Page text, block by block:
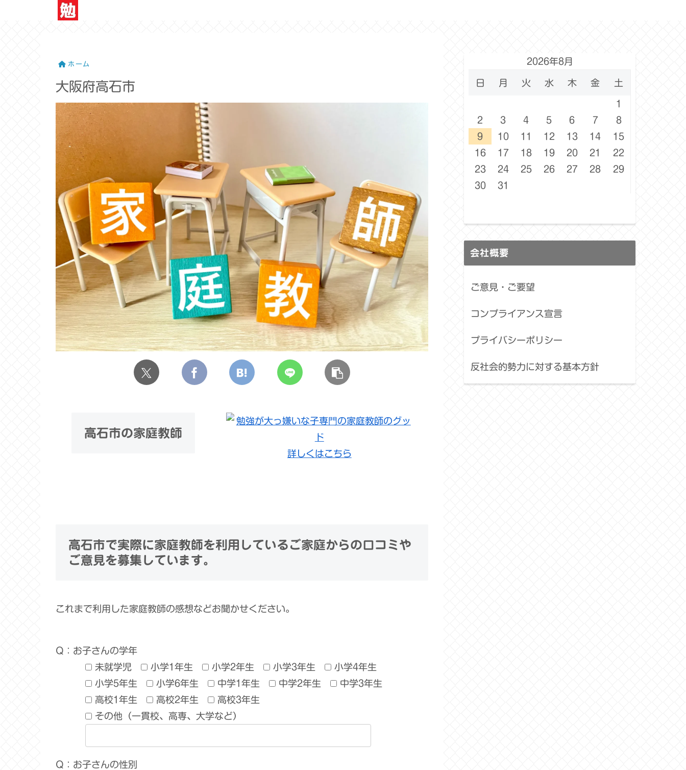
ホーム
大阪府高石市
高石市の家庭教師
詳しくはこちら
高石市で実際に家庭教師を利用しているご家庭からの口コミや
ご意見を募集しています。
これまで利用した家庭教師の感想などお聞かせください。
Q：お子さんの学年
未就学児
小学1年生 小学2年生 小学3年生
小学4年生
小学5年生
小学6年生 中学1年生 中学2年生
中学3年生
高校1年生
高校2年生
高校3年生
その他（一貫校、高専、大学など）
Q：お子さんの性別
2026年8月
日 月 火 水 木 金 土
1
2
3 4 5 6 7
8
9
10 11 12 13 14
15
16
17 18 19 20 21
22
23
24 25 26 27 28
29
30
31
会社概要
ご意見・ご要望
コンプライアンス宣言
プライバシーポリシー
反社会的勢力に対する基本方針